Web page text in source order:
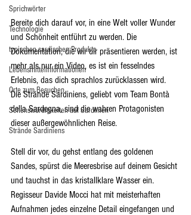
Sprichwörter
Technologie
typischen sardischen Produkte
Lebensmittelinformationen
Orte zum Besuchen
Sehenswürdigkeiten auf Sardinien
Strände Sardiniens
Bereite dich darauf vor, in eine Welt voller Wunder
und Schönheit entführt zu werden. Die
Dokumentation, die wir dir präsentieren werden, ist
mehr als nur ein Video, es ist ein fesselndes
Erlebnis, das dich sprachlos zurücklassen wird.
Die Strände Sardiniens, geliebt vom Team Bontà
della Sardegna, sind die wahren Protagonisten
dieser außergewöhnlichen Reise.
Stell dir vor, du gehst entlang des goldenen
Sandes, spürst die Meeresbrise auf deinem Gesicht
und tauchst in das kristallklare Wasser ein.
Regisseur Davide Mocci hat mit meisterhaften
Aufnahmen jedes einzelne Detail eingefangen und